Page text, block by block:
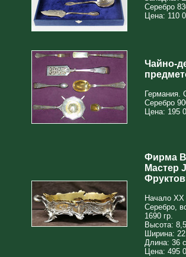
Серебро
Цена: 110
Чайно-
Германия.
Серебро
Цена: 195
Фирма
Мастер
Начало XX
Серебро,
1690 гр.
Высота:
Ширина:
Длина: 36
Цена: 495